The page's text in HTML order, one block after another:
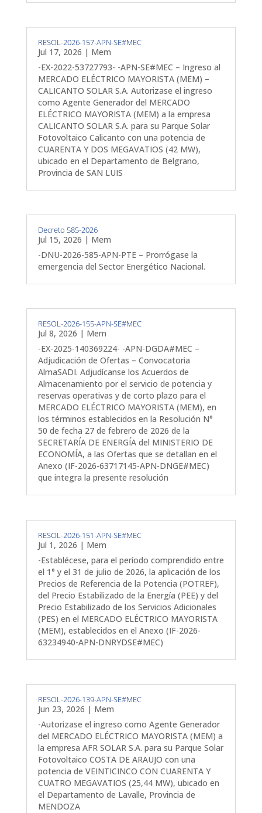
RESOL-2026-157-APN-SE#MEC
Jul 17, 2026 | Mem
-EX-2022-53727793- -APN-SE#MEC – Ingreso al
MERCADO ELÉCTRICO MAYORISTA (MEM) –
CALICANTO SOLAR S.A. Autorizase el ingreso
como Agente Generador del MERCADO
ELÉCTRICO MAYORISTA (MEM) a la empresa
CALICANTO SOLAR S.A. para su Parque Solar
Fotovoltaico Calicanto con una potencia de
CUARENTA Y DOS MEGAVATIOS (42 MW),
ubicado en el Departamento de Belgrano,
Provincia de SAN LUIS
Decreto 585-2026
Jul 15, 2026 | Mem
-DNU-2026-585-APN-PTE – Prorrógase la
emergencia del Sector Energético Nacional.
RESOL-2026-155-APN-SE#MEC
Jul 8, 2026 | Mem
-EX-2025-140369224- -APN-DGDA#MEC –
Adjudicación de Ofertas – Convocatoria
AlmaSADI. Adjudícanse los Acuerdos de
Almacenamiento por el servicio de potencia y
reservas operativas y de corto plazo para el
MERCADO ELÉCTRICO MAYORISTA (MEM), en
los términos establecidos en la Resolución N°
50 de fecha 27 de febrero de 2026 de la
SECRETARÍA DE ENERGÍA del MINISTERIO DE
ECONOMÍA, a las Ofertas que se detallan en el
Anexo (IF-2026-63717145-APN-DNGE#MEC)
que integra la presente resolución
RESOL-2026-151-APN-SE#MEC
Jul 1, 2026 | Mem
-Establécese, para el período comprendido entre
el 1° y el 31 de julio de 2026, la aplicación de los
Precios de Referencia de la Potencia (POTREF),
del Precio Estabilizado de la Energía (PEE) y del
Precio Estabilizado de los Servicios Adicionales
(PES) en el MERCADO ELÉCTRICO MAYORISTA
(MEM), establecidos en el Anexo (IF-2026-
63234940-APN-DNRYDSE#MEC)
RESOL-2026-139-APN-SE#MEC
Jun 23, 2026 | Mem
-Autorizase el ingreso como Agente Generador
del MERCADO ELÉCTRICO MAYORISTA (MEM) a
la empresa AFR SOLAR S.A. para su Parque Solar
Fotovoltaico COSTA DE ARAUJO con una
potencia de VEINTICINCO CON CUARENTA Y
CUATRO MEGAVATIOS (25,44 MW), ubicado en
el Departamento de Lavalle, Provincia de
MENDOZA